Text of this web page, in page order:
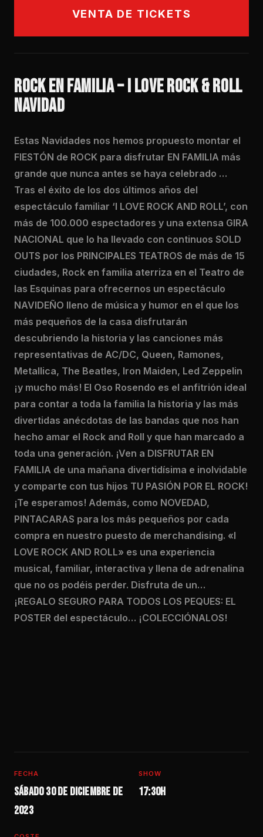
VENTA DE TICKETS
ROCK EN FAMILIA – I LOVE ROCK & ROLL
NAVIDAD
Estas Navidades nos hemos propuesto montar el
FIESTÓN de ROCK para disfrutar EN FAMILIA más
grande que nunca antes se haya celebrado …
Tras el éxito de los dos últimos años del
espectáculo familiar ‘I LOVE ROCK AND ROLL’, con
más de 100.000 espectadores y una extensa GIRA
NACIONAL que lo ha llevado con continuos SOLD
OUTS por los PRINCIPALES TEATROS de más de 15
ciudades, Rock en familia aterriza en el Teatro de
las Esquinas para ofrecernos un espectáculo
NAVIDEÑO lleno de música y humor en el que los
más pequeños de la casa disfrutarán
descubriendo la historia y las canciones más
representativas de AC/DC, Queen, Ramones,
Metallica, The Beatles, Iron Maiden, Led Zeppelin
¡y mucho más! El Oso Rosendo es el anfitrión ideal
para contar a toda la familia la historia y las más
divertidas anécdotas de las bandas que nos han
hecho amar el Rock and Roll y que han marcado a
toda una generación. ¡Ven a DISFRUTAR EN
FAMILIA de una mañana divertidísima e inolvidable
y comparte con tus hijos TU PASIÓN POR EL ROCK!
¡Te esperamos! Además, como NOVEDAD,
PINTACARAS para los más pequeños por cada
compra en nuestro puesto de merchandising. «I
LOVE ROCK AND ROLL» es una experiencia
musical, familiar, interactiva y llena de adrenalina
que no os podéis perder. Disfruta de un…
¡REGALO SEGURO PARA TODOS LOS PEQUES: EL
POSTER del espectáculo… ¡COLECCIÓNALOS!
FECHA
Sábado 30 de diciembre de
2023
SHOW
17:30h